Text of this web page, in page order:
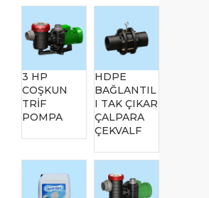
3 HP
COŞKUN
TRİF
POMPA
HDPE
BAĞLANTIL
I TAK ÇIKAR
ÇALPARA
ÇEKVALF